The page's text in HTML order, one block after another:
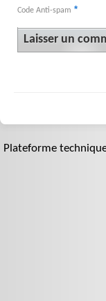
Code Anti-spam *
Plateforme